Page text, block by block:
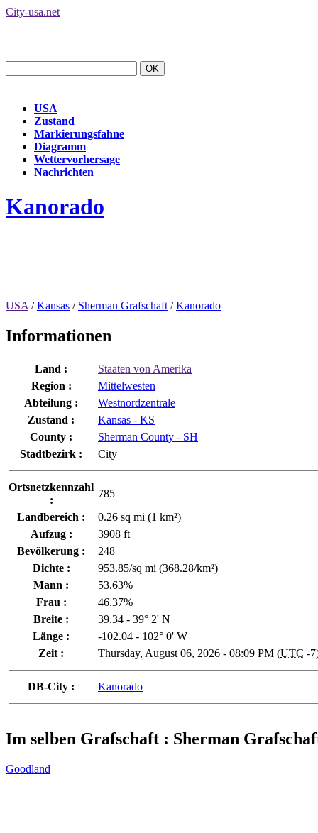
City-usa.net
USA
Zustand
Markierungsfahne
Diagramm
Wettervorhersage
Nachrichten
Kanorado
USA /Kansas / Sherman Grafschaft /Kanorado
Informationen
Land :
Staaten von Amerika
Region :
Mittelwesten
Abteilung :
Westnordzentrale
Zustand :
Kansas - KS
County :
Sherman County - SH
Stadtbezirk :
City
Ortsnetzkennzahl
:
785
Landbereich :
0.26 sq mi (1 km²)
Aufzug :
3908 ft
Bevölkerung :
248
Dichte :
953.85/sq mi (368.28/km²)
Mann :
53.63%
Frau :
46.37%
Breite :
39.34 - 39° 2' N
Länge :
-102.04 - 102° 0' W
Zeit :
Thursday, August 06, 2026 - 08:09 PM (UTC -
DB-City : Kanorado
Im selben Grafschaft : Sherman
Goodland